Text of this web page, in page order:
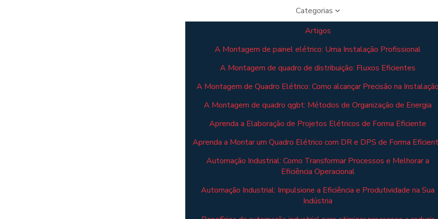
Categorias
Artigos
A Montagem de painel elétrico: Uma Instalação Profissional
A Montagem de quadro de distribuição: Fluxos Eficientes
A Montagem de Quadro Elétrico: Como alcançar Precisão na
A Montagem de quadro qgbt: Métodos de Organização de Energia
Aprenda a Elaboração de Projetos Elétricos de Forma Eficiente
Aprenda a Montar um Quadro Elétrico com DR e DPS de Forma
Automação Industrial: Como Transformar Processos e Melhorar a
Eficiência Operacional
Automação Industrial: Impulsione a Eficiência e Produtividade na Sua
Indústria